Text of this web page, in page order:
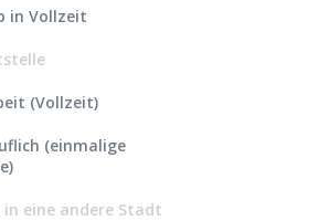
in Vollzeit
(Vollzeit)
(einmalige
in eine andere Stadt